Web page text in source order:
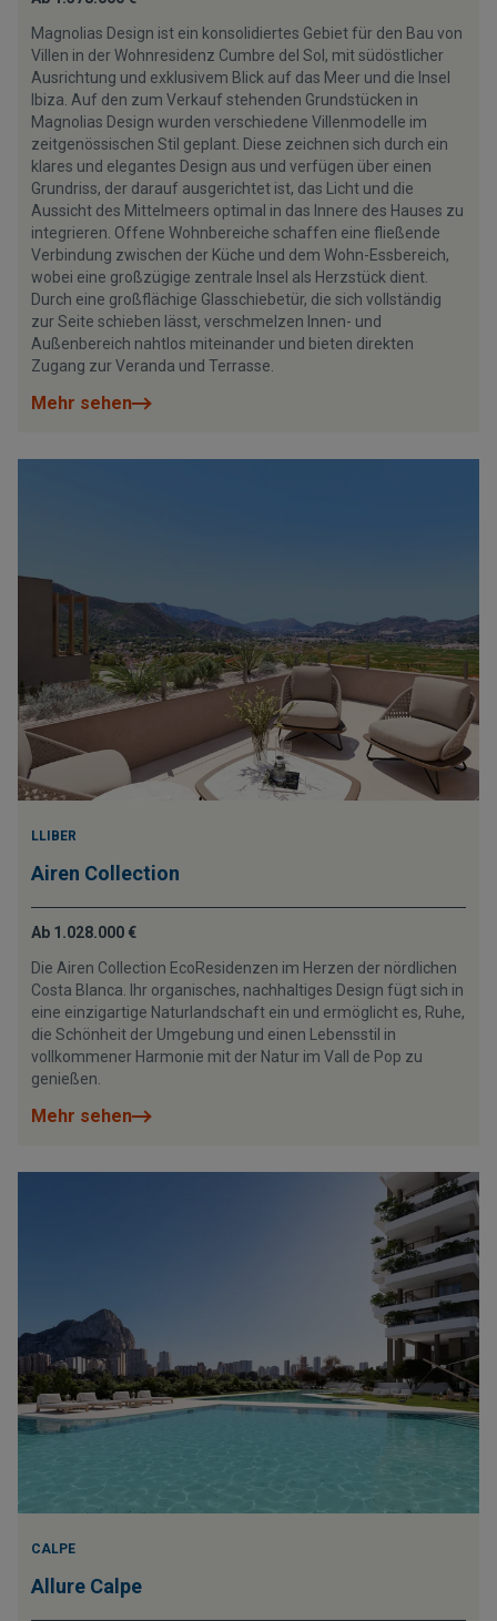
Magnolias Design ist ein konsolidiertes Gebiet für den Bau von
Villen in der Wohnresidenz Cumbre del Sol, mit südöstlicher
Ausrichtung und exklusivem Blick auf das Meer und die Insel
Ibiza. Auf den zum Verkauf stehenden Grundstücken in
Magnolias Design wurden verschiedene Villenmodelle im
zeitgenössischen Stil geplant. Diese zeichnen sich durch ein
klares und elegantes Design aus und verfügen über einen
Grundriss, der darauf ausgerichtet ist, das Licht und die
Aussicht des Mittelmeers optimal in das Innere des Hauses zu
integrieren. Offene Wohnbereiche schaffen eine fließende
Verbindung zwischen der Küche und dem Wohn-Essbereich,
wobei eine großzügige zentrale Insel als Herzstück dient.
Durch eine großflächige Glasschiebetür, die sich vollständig
zur Seite schieben lässt, verschmelzen Innen- und
Außenbereich nahtlos miteinander und bieten direkten
Zugang zur Veranda und Terrasse.
Mehr sehen
LLIBER
Airen Collection
Ab 1.028.000 €
Die Airen Collection EcoResidenzen im Herzen der nördlichen
Costa Blanca. Ihr organisches, nachhaltiges Design fügt sich in
eine einzigartige Naturlandschaft ein und ermöglicht es, Ruhe,
die Schönheit der Umgebung und einen Lebensstil in
vollkommener Harmonie mit der Natur im Vall de Pop zu
genießen.
Mehr sehen
CALPE
Allure Calpe